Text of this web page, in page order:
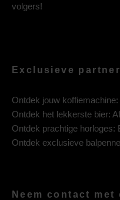
volgers!
Exclusieve
Ontdek jouw koffiemachine:
Ontdek het lekkerste bier:
Ontdek prachtige horloges:
Ontdek exclusieve
Neem contact met